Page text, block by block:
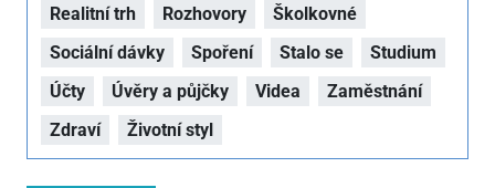
Realitní trh
Rozhovory
Školkovné
Sociální dávky
Spoření Stalo se
Studium
Účty
Úvěry a půjčky Videa
Zaměstnání
Zdraví
Životní styl